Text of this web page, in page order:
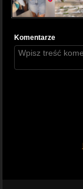
Komentarze